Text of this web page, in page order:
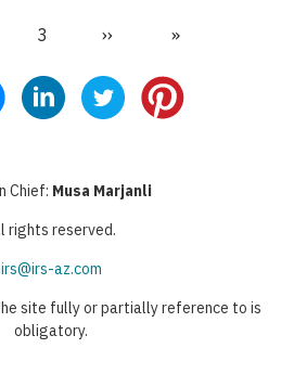
Stranica
3
Next
››
Last
»
Chief: Musa Marjanli
rights reserved.
irs@irs-az.com
site fully or partially reference to is
obligatory.